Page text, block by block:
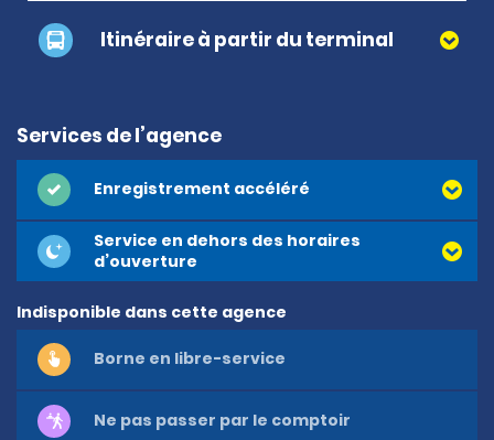
Itinéraire à partir du terminal
Services de l’agence
Enregistrement accéléré
Service en dehors des horaires
d’ouverture
Indisponible dans cette agence
Borne en libre-service
Ne pas passer par le comptoir